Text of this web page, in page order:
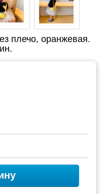
плечо, оранжевая.